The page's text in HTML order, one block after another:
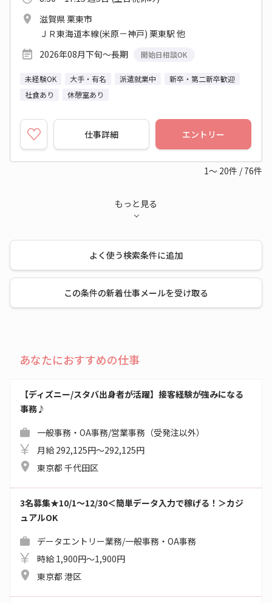
滋賀県 栗東市
ＪＲ東海道本線(米原－神戸) 栗東駅 他
2026年08月下旬～長期
開始日相談OK
未経験OK 大手・有名 派遣就業中
新卒・第二新卒歓迎
社食あり
休憩室あり
仕事詳細 エントリー
1～ 20件 / 76件
もっと見る
よく使う検索条件に追加
この条件の新着仕事メールを受け取る
あなたにおすすめの仕事
【ディズニー/スタバ出身者が活躍】接客経験が強みになる
事務♪
一般事務・OA事務/営業事務（受発注以外）
月給 292,125円～292,125円
東京都 千代田区
3名募集★10/1～12/30＜簡単データ入力で稼げる！＞カジ
ュアルOK
データエントリー業務/一般事務・OA事務
時給 1,900円～1,900円
東京都 港区